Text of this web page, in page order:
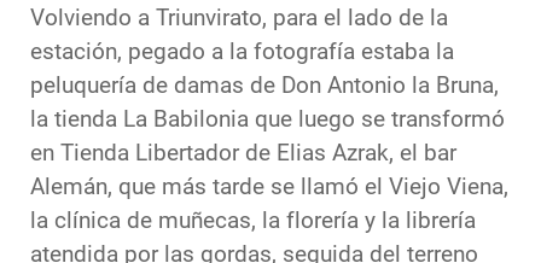
Volviendo a Triunvirato, para el lado de la
estación, pegado a la fotografía estaba la
peluquería de damas de Don Antonio la Bruna,
la tienda La Babilonia que luego se transformó
en Tienda Libertador de Elias Azrak, el bar
Alemán, que más tarde se llamó el Viejo Viena,
la clínica de muñecas, la florería y la librería
atendida por las gordas, seguida del terreno